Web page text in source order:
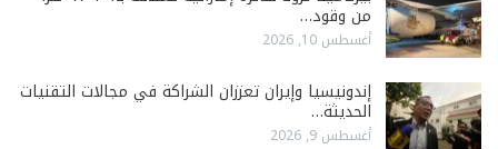
من وقود…
أغسطس 10, 2026
إندونيسيا وإيران تعززان الشراكة في مجالات التقنيات
الحديثة…
أغسطس 9, 2026